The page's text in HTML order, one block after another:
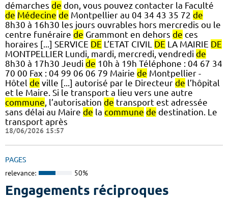
démarches de don, vous pouvez contacter la Faculté
de Médecine de Montpellier au 04 34 43 35 72 de
8h30 à 16h30 les jours ouvrables hors mercredis ou le
centre funéraire de Grammont en dehors de ces
horaires [...] SERVICE DE L’ETAT CIVIL DE LA MAIRIE DE
MONTPELLIER Lundi, mardi, mercredi, vendredi de
8h30 à 17h30 Jeudi de 10h à 19h Téléphone : 04 67 34
70 00 Fax : 04 99 06 06 79 Mairie de Montpellier -
Hôtel de ville [...] autorisé par le Directeur de l’hôpital
et le Maire. Si le transport a lieu vers une autre
commune, l’autorisation de transport est adressée
sans délai au Maire de la commune de destination. Le
transport après
18/06/2026 15:57
PAGES
relevance: 50%
Engagements réciproques